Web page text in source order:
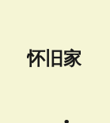
怀旧家